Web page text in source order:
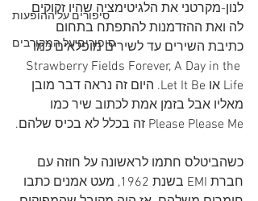
סיפורים על ההופעות
סיפורים על המקורבים
לנון-מקרטני את הלגיטימציה שהיו זקוקים
לה ואת ההזדמנות להתפתח בתחום
כתיבת השירים עד לשירים מופלאים כמו
Strawberry Fields Forever, A Day in the
Life או Let It Be. היום זה נראה דבר מובן
מאליו אבל בזמן אמת לכתוב שיר כמו
Please Please Me זה בכלל לא בכיס שלהם.
כשהביטלס חתמו לראשונה על חוזה עם
חברת EMI בשנת 1962, מעט אמנים כתבו